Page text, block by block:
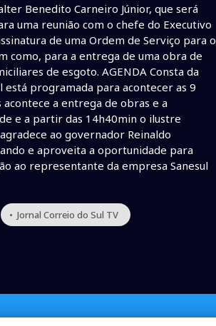
Benedito Carneiro Júnior, que será
uma reunião com o chefe do Executivo
de uma Ordem de Serviço para o
como, para a entrega de uma obra de
de esgoto. AGENDA Consta da
programada para acontecer as 9
a entrega de obras e a
e a partir das 14h40min o ilustre
ao governador Reinaldo
e aproveita a oportunidade para
ao representante da empresa Sanesul
• Jornal Correio do Sul TV